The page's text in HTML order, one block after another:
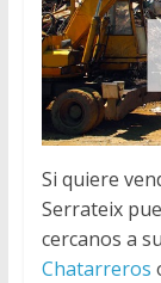
Si quiere
Serrateix
cercanos a
Chatarreros